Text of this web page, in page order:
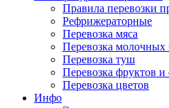
Правила перевозки
Рефрижераторные
Перевозка мяса
Перевозка молочных
Перевозка туш
Перевозка фруктов
Перевозка цветов
Инфо